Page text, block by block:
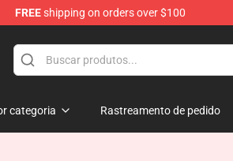
FREEshipping on orders over $100
categoria Rastreamento de pedido